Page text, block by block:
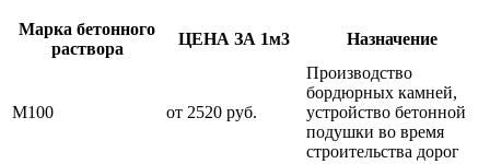
Марка бетонного
раствора
ЦЕНА ЗА 1м3 Назначение
М100 от 2520 руб.
Производство
бордюрных камней,
устройство бетонной
подушки во время
строительства дорог